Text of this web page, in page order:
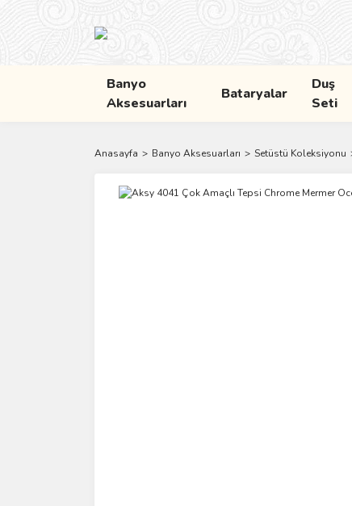
Banyo
Aksesuarları
Bataryalar
Duş
Seti
Anasayfa Banyo Aksesuarları Setüstü Koleksiyonu